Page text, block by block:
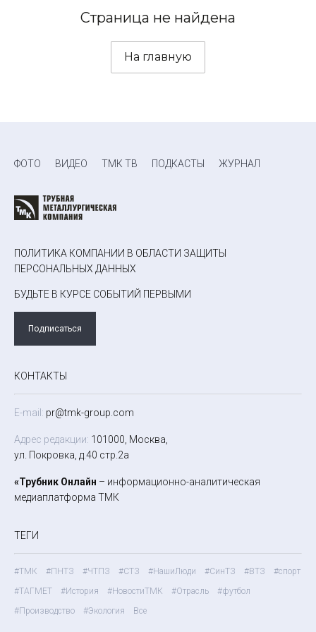
Страница не найдена
На главную
ФОТО ВИДЕО ТМК ТВ ПОДКАСТЫ ЖУРНАЛ
ПОЛИТИКА КОМПАНИИ В ОБЛАСТИ ЗАЩИТЫ
ПЕРСОНАЛЬНЫХ ДАННЫХ
БУДЬТЕ В КУРСЕ СОБЫТИЙ ПЕРВЫМИ
Подписаться
КОНТАКТЫ
E-mail: pr@tmk-group.com
Адрес редакции: 101000, Москва,
ул. Покровка, д.40 стр.2а
«Трубник Онлайн – информационно-аналитическая
медиаплатформа ТМК
ТЕГИ
#ТМК #ПНТЗ #ЧТПЗ #СТЗ #НашиЛюди #СинТЗ #ВТЗ
#спорт
#ТАГМЕТ
#История #НовостиТМК #Отрасль
#футбол
#Производство
#Экология Все